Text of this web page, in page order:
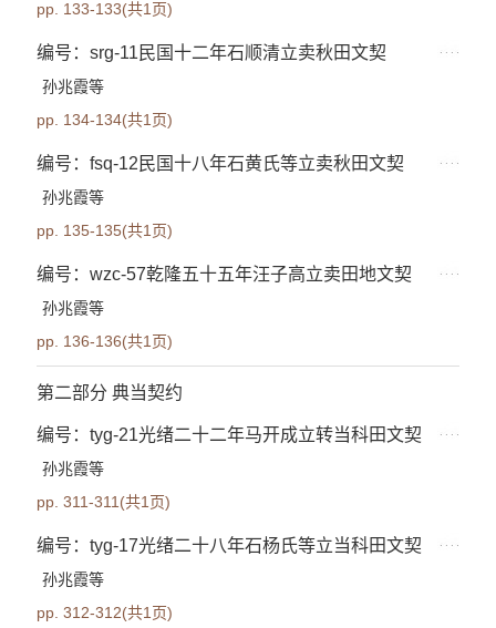
pp. 133-133(共1页)
编号：srg-11民国十二年石顺清立卖秋田文契
孙兆霞等
pp. 134-134(共1页)
编号：fsq-12民国十八年石黄氏等立卖秋田文契
孙兆霞等
pp. 135-135(共1页)
编号：wzc-57乾隆五十五年汪子高立卖田地文契
孙兆霞等
pp. 136-136(共1页)
第二部分 典当契约
编号：tyg-21光绪二十二年马开成立转当科田文契
孙兆霞等
pp. 311-311(共1页)
编号：tyg-17光绪二十八年石杨氏等立当科田文契
孙兆霞等
pp. 312-312(共1页)